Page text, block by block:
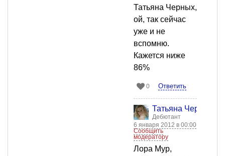
Татьяна Черных,
ой, так сейчас
уже и не
вспомню.
Кажется ниже
86%
0 Ответить
Татьяна Черных
Дебютант
6 января 2012 в 00:00
Сообщить
модератору
Лора Мур,